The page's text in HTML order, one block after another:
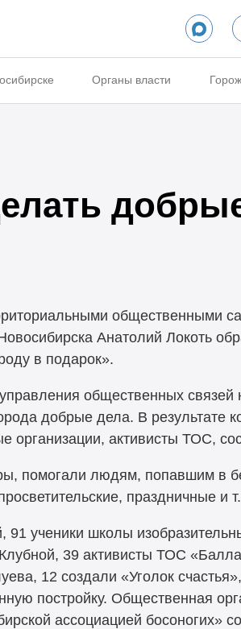
Органы власти
общественными
Анатолий Локоть
в подарок».
общественных
добрые дела. В результате
организации, активисты ТОС,
помогали людям, попавшим в
праздничные и
ученики школы
39 активисты ТОС
12 создали «Уголок
постройку. Общественная
ассоциацией